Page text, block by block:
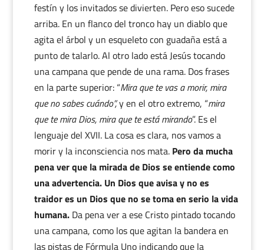
festín y los invitados se divierten. Pero eso sucede
arriba. En un flanco del tronco hay un diablo que
agita el árbol y un esqueleto con guadaña está a
punto de talarlo. Al otro lado está Jesús tocando
una campana que pende de una rama. Dos frases
en la parte superior: “Mira que te vas a morir, mira
que no sabes cuándo”,y en el otro extremo, “mira
que te mira Dios, mira que te está mirando”. Es el
lenguaje del XVII. La cosa es clara, nos vamos a
morir y la inconsciencia nos mata. Pero da mucha
pena ver que la mirada de Dios se entiende como
una advertencia. Un Dios que avisa y no es
traidor es un Dios que no se toma en serio la vida
humana.Da pena ver a ese Cristo pintado tocando
una campana, como los que agitan la bandera en
las pistas de Fórmula Uno indicando que la